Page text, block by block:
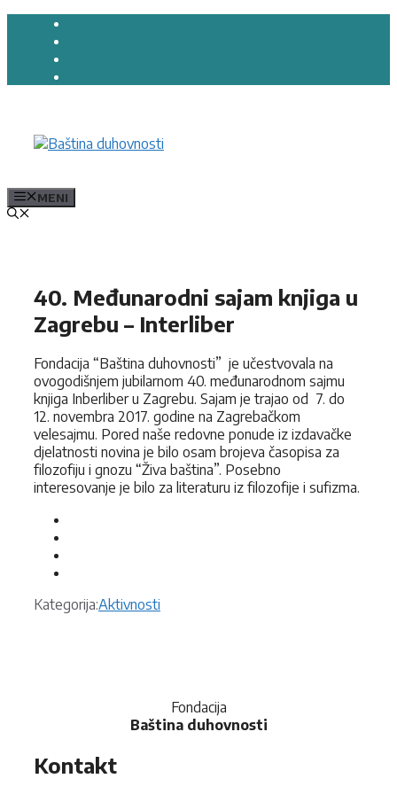
Preskoči
MENI
40. Međunarodni sajam knjiga u
Zagrebu – Interliber
Fondacija “Baština duhovnosti” je učestvovala na
ovogodišnjem jubilarnom 40. međunarodnom sajmu
knjiga Inberliber u Zagrebu. Sajam je trajao od 7. do
12. novembra 2017. godine na Zagrebačkom
velesajmu. Pored naše redovne ponude iz izdavačke
djelatnosti novina je bilo osam brojeva časopisa za
filozofiju i gnozu “Živa baština”. Posebno
interesovanje je bilo za literaturu iz filozofije i sufizma.
Kategorija:Kategorije
Aktivnosti
Fondacija
Baština duhovnosti
Kontakt